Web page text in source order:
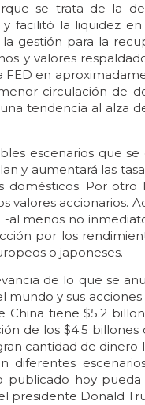
se trata de la
y facilitó la liquidez
gestión para la
y valores
en
circulación de
tendencia al alza
escenarios que
y aumentará las
Por otro
valores accionarios.
menos no
por los
o japoneses.
de lo que se
y sus acciones
tiene $5.2
de los $4.5 billones
cantidad de dinero
publicado hoy
presidente Donald